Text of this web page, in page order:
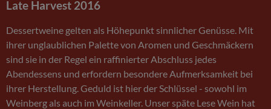
Late Harvest 2016
Dessertweine gelten als Höhepunkt sinnlicher Genüsse. Mit
ihrer unglaublichen Palette von Aromen und Geschmäckern
sind sie in der Regel ein raffinierter Abschluss jedes
Abendessens und erfordern besondere Aufmerksamkeit bei
ihrer Herstellung. Geduld ist hier der Schlüssel - sowohl im
Weinberg als auch im Weinkeller. Unser späte Lese Wein hat